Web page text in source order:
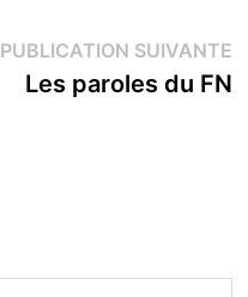
PUBLICATION SUIVANTE
Les paroles du FN